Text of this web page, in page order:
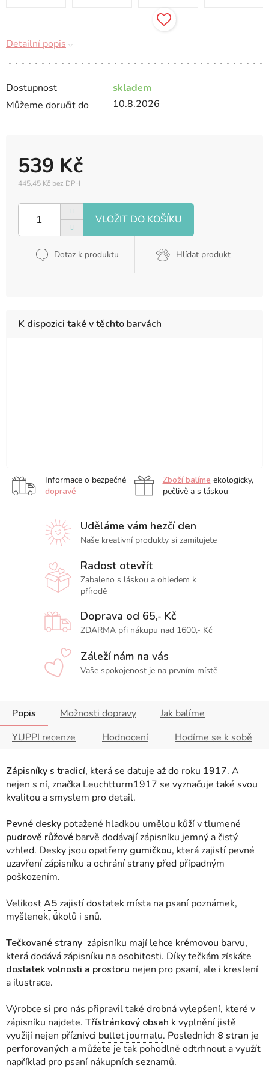
Dostupnost
skladem
Můžeme doručit do
10.8.2026
539 Kč
445,45 Kč bez DPH
cena:
Dotaz k produktu Hlídat produkt
Detailní popis
K dispozici také v těchto barvách
Informace o bezpečné
dopravě
Zboží balíme ekologicky,
pečlivě a s láskou
Uděláme vám hezčí den
Naše kreativní produkty si zamilujete
Radost otevřít
Zabaleno s láskou a ohledem k
přírodě
Doprava od 65,- Kč
ZDARMA při nákupu nad 1600,- Kč
Záleží nám na vás
Vaše spokojenost je na prvním místě
Popis Možnosti dopravy
Jak balíme
YUPPI recenze
Hodnocení Hodíme se k sobě
Zápisníky s tradicí, která se datuje až do roku 1917. A
nejen s ní, značka Leuchtturm1917 se vyznačuje také svou
kvalitou a smyslem pro detail.
Pevné desky potažené hladkou umělou kůží v tlumené
pudrově růžové barvě dodávají zápisníku jemný a čistý
vzhled. Desky jsou opatřeny gumičkou, která zajistí pevné
uzavření zápisníku a ochrání strany před případným
poškozením.
VelikostA5zajistí dostatek místa na psaní poznámek,
myšlenek, úkolů i snů.
Tečkované strany zápisníku mají lehce krémovou barvu,
která dodává zápisníku na osobitosti. Díky tečkám získáte
dostatek volnosti a prostoru nejen pro psaní, ale i kreslení
a ilustrace.
Výrobce si pro nás připravil také drobná vylepšení, které v
zápisníku najdete. Třístránkový obsah k vyplnění jistě
využijí nejen příznivci bullet journalu. Posledních 8 stran je
perforovaných a můžete je tak pohodlně odtrhnout a využít
například pro psaní nákupních seznamů.